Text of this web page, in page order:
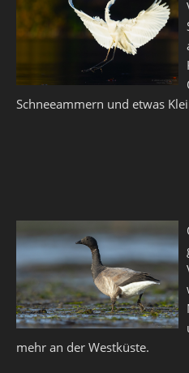
Schneeammern und etwas
mehr an der Westküste.